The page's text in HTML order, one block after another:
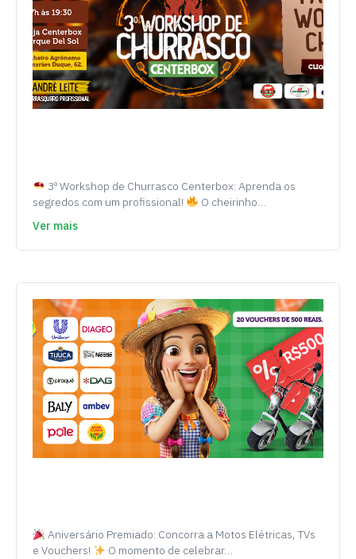
3º Workshop de Churrasco Centerbox: Aprenda os
segredos com um profissional!
O cheirinho…
Ver mais
Aniversário Premiado: Concorra a Motos Elétricas, TVs
e Vouchers!
O momento de celebrar…